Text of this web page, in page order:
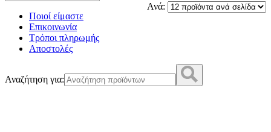
Ανά:
Ποιοί είμαστε
Επικοινωνία
Τρόποι πληρωμής
Αποστολές
Αναζήτηση για: